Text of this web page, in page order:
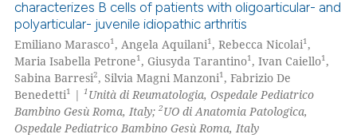
describing whether
mentions, or contrasts
claim, and a label
in which section the
was made.
Citing Publications
Supporting
Mentioning
Contrasting
characterizes B cells of patients with oligoarticular- and
polyarticular- juvenile idiopathic arthritis
Emiliano Marasco1, Angela Aquilani1, Rebecca Nicolai1,
Maria Isabella Petrone1, Giusyda Tarantino1, Ivan Caiello1,
Sabina Barresi2, Silvia Magni Manzoni1, Fabrizio De
Benedetti1 |1 Unità di Reumatologia, Ospedale Pediatrico
Bambino Gesù Roma, Italy;2UO di Anatomia Patologica,
Ospedale Pediatrico Bambino Gesù Roma, Italy